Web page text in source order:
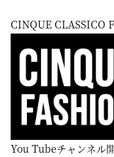
CINQUE CLASSICO
You Tubeチャンネル